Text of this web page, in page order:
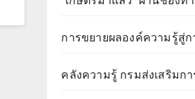
การขยายผลองค์ความรู้สู่
คลังความรู้ กรมส่งเสริมกา